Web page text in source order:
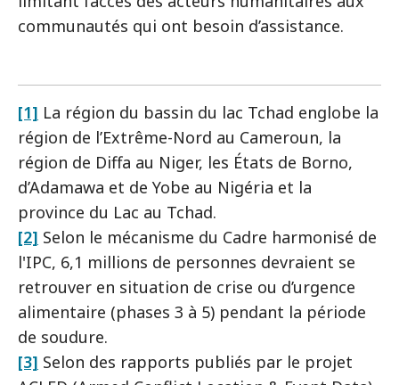
communautés qui ont besoin d’assistance.
[1] La région du bassin du lac Tchad englobe la
région de l’Extrême-Nord au Cameroun, la
région de Diffa au Niger, les États de Borno,
d’Adamawa et de Yobe au Nigéria et la
province du Lac au Tchad.
[2] Selon le mécanisme du Cadre harmonisé de
l'IPC, 6,1 millions de personnes devraient se
retrouver en situation de crise ou d’urgence
alimentaire (phases 3 à 5) pendant la période
de soudure.
[3] Selon des rapports publiés par le projet